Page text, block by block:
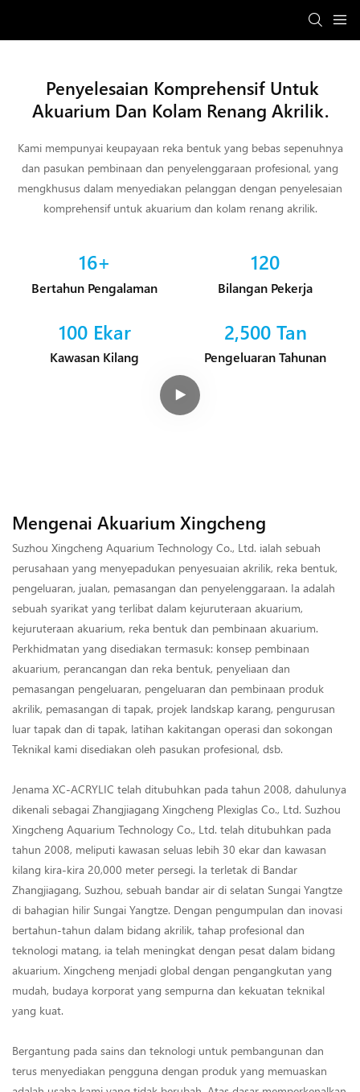
Penyelesaian Komprehensif Untuk
Akuarium Dan Kolam Renang Akrilik.
Kami mempunyai keupayaan reka bentuk yang bebas sepenuhnya
dan pasukan pembinaan dan penyelenggaraan profesional, yang
mengkhusus dalam menyediakan pelanggan dengan penyelesaian
komprehensif untuk akuarium dan kolam renang akrilik.
16+
Bertahun Pengalaman
120
Bilangan Pekerja
100 Ekar
Kawasan Kilang
2,500 Tan
Pengeluaran Tahunan
Mengenai Akuarium Xingcheng
Suzhou Xingcheng Aquarium Technology Co., Ltd. ialah sebuah
perusahaan yang menyepadukan penyesuaian akrilik, reka bentuk,
pengeluaran, jualan, pemasangan dan penyelenggaraan. Ia adalah
sebuah syarikat yang terlibat dalam kejuruteraan akuarium,
kejuruteraan akuarium, reka bentuk dan pembinaan akuarium.
Perkhidmatan yang disediakan termasuk: konsep pembinaan
akuarium, perancangan dan reka bentuk, penyeliaan dan
pemasangan pengeluaran, pengeluaran dan pembinaan produk
akrilik, pemasangan di tapak, projek landskap karang, pengurusan
luar tapak dan di tapak, latihan kakitangan operasi dan sokongan
Teknikal kami disediakan oleh pasukan profesional, dsb.
Jenama XC-ACRYLIC telah ditubuhkan pada tahun 2008, dahulunya
dikenali sebagai Zhangjiagang Xingcheng Plexiglas Co., Ltd. Suzhou
Xingcheng Aquarium Technology Co., Ltd. telah ditubuhkan pada
tahun 2008, meliputi kawasan seluas lebih 30 ekar dan kawasan
kilang kira-kira 20,000 meter persegi. Ia terletak di Bandar
Zhangjiagang, Suzhou, sebuah bandar air di selatan Sungai Yangtze
di bahagian hilir Sungai Yangtze. Dengan pengumpulan dan inovasi
bertahun-tahun dalam bidang akrilik, tahap profesional dan
teknologi matang, ia telah meningkat dengan pesat dalam bidang
akuarium. Xingcheng menjadi global dengan pengangkutan yang
mudah, budaya korporat yang sempurna dan kekuatan teknikal
yang kuat.
Bergantung pada sains dan teknologi untuk pembangunan dan
terus menyediakan pengguna dengan produk yang memuaskan